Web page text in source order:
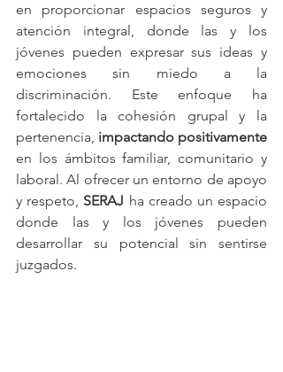
en proporcionar espacios seguros y
atención integral, donde las y los
jóvenes pueden expresar sus ideas y
emociones sin miedo a la
discriminación. Este enfoque ha
fortalecido la cohesión grupal y la
pertenencia, impactando positivamente
en los ámbitos familiar, comunitario y
laboral. Al ofrecer un entorno de apoyo
y respeto, SERAJ ha creado un espacio
donde las y los jóvenes pueden
desarrollar su potencial sin sentirse
juzgados.